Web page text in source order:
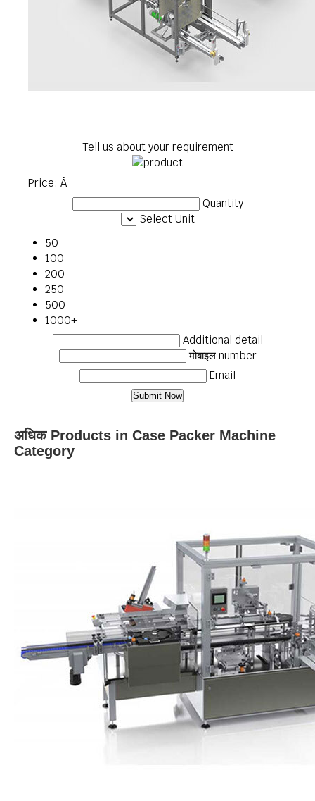
Tell us about your requirement
Price: Â
Quantity
Select Unit
50
100
200
250
500
1000+
Additional detail
मोबाइल number
Email
अधिक Products in Case Packer Machine
Category